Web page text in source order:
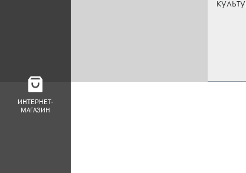
ИНТЕРНЕТ-
МАГАЗИН